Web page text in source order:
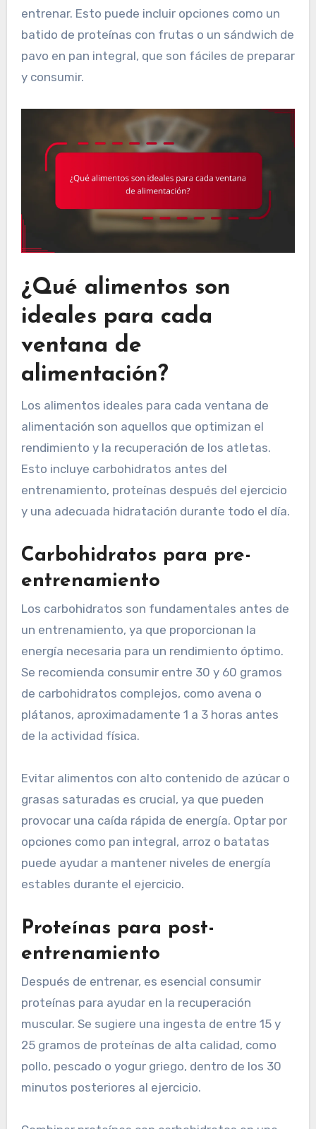
entrenar. Esto puede incluir opciones como un
batido de proteínas con frutas o un sándwich de
pavo en pan integral, que son fáciles de preparar
y consumir.
¿Qué alimentos son
ideales para cada
ventana de
alimentación?
Los alimentos ideales para cada ventana de
alimentación son aquellos que optimizan el
rendimiento y la recuperación de los atletas.
Esto incluye carbohidratos antes del
entrenamiento, proteínas después del ejercicio
y una adecuada hidratación durante todo el día.
Carbohidratos para pre-
entrenamiento
Los carbohidratos son fundamentales antes de
un entrenamiento, ya que proporcionan la
energía necesaria para un rendimiento óptimo.
Se recomienda consumir entre 30 y 60 gramos
de carbohidratos complejos, como avena o
plátanos, aproximadamente 1 a 3 horas antes
de la actividad física.
Evitar alimentos con alto contenido de azúcar o
grasas saturadas es crucial, ya que pueden
provocar una caída rápida de energía. Optar por
opciones como pan integral, arroz o batatas
puede ayudar a mantener niveles de energía
estables durante el ejercicio.
Proteínas para post-
entrenamiento
Después de entrenar, es esencial consumir
proteínas para ayudar en la recuperación
muscular. Se sugiere una ingesta de entre 15 y
25 gramos de proteínas de alta calidad, como
pollo, pescado o yogur griego, dentro de los 30
minutos posteriores al ejercicio.